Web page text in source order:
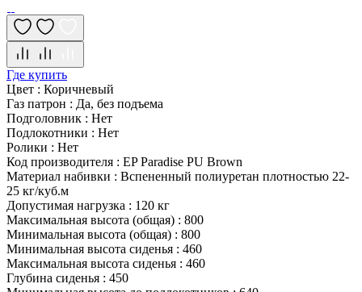
Где купить
Цвет : Коричневый
Газ патрон : Да, без подъема
Подголовник : Нет
Подлокотники : Нет
Ролики : Нет
Код производителя : EP Paradise PU Brown
Материал набивки : Вспененный полиуретан плотностью 22-
25 кг/куб.м
Допустимая нагрузка : 120 кг
Максимальная высота (общая) : 800
Минимальная высота (общая) : 800
Минимальная высота сиденья : 460
Максимальная высота сиденья : 460
Глубина сиденья : 450